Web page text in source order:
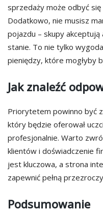
sprzedaży może odbyć
Dodatkowo, nie musisz
pojazdu – skupy
stanie. To nie tylko
pieniędzy, które mogłyby
Jak znaleźć
Priorytetem powinno być
który będzie oferował
profesjonalnie. Warto
klientów i doświadczenie
jest kluczowa, a strona
zapewnić pełną
Podsumowanie